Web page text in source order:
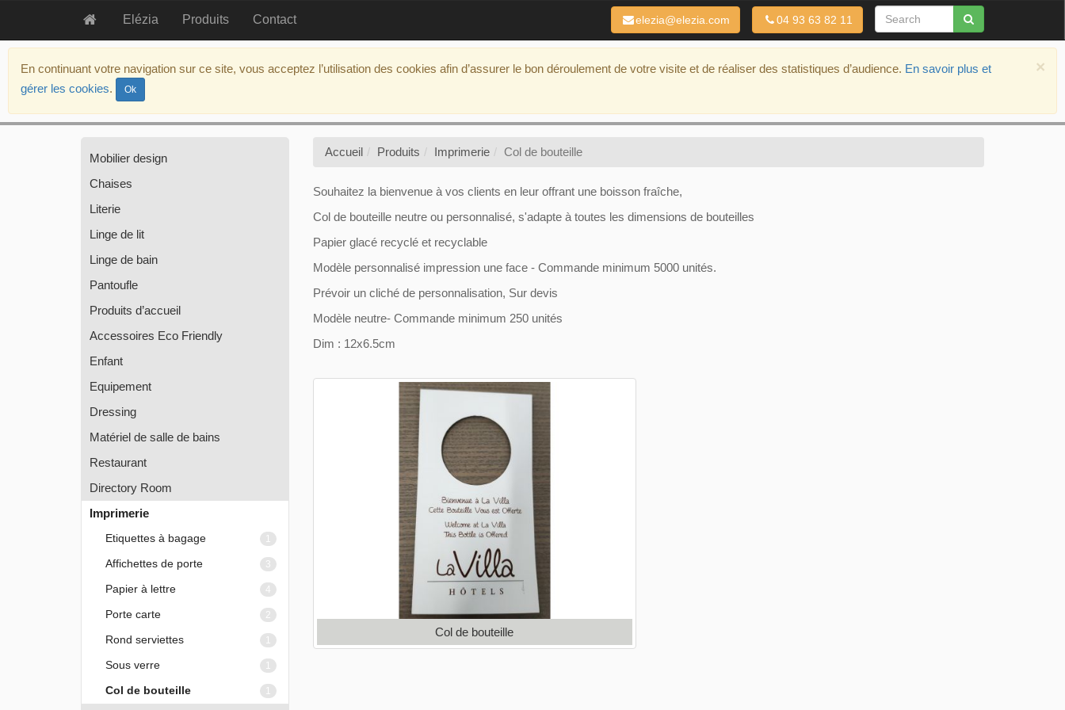
aller
contenu
au
×
En continuant votre navigation sur ce site, vous acceptez l’utilisation des cookies afin d’assurer le bon déroulement de votre visite et de réaliser des statistiques d’audience. En savoir plus et
gérer les cookies. Ok
Elézia Produits Contact 04 93 63 82 11
elezia@elezia.com
Mobilier design
Chaises
Literie
Linge de lit
Linge de bain
Pantoufle
Produits d’accueil
Accessoires Eco Friendly
Enfant
Equipement
Dressing
Matériel de salle de bains
Restaurant
Directory Room
Imprimerie
Etiquettes à bagage 1
Affichettes de porte 3
Papier à lettre
Porte carte 2
Rond serviettes 1
Sous verre 1
Col de bouteille 1
Accueil Produits Imprimerie Col de bouteille
Souhaitez la bienvenue à vos clients en leur offrant une boisson fraîche,
Col de bouteille neutre ou personnalisé, s'adapte à toutes les dimensions de bouteilles
Papier glacé recyclé et recyclable
Modèle personnalisé impression une face - Commande minimum 5000 unités.
Prévoir un cliché de personnalisation, Sur devis
Modèle neutre- Commande minimum 250 unités
Dim : 12x6.5cm
Col de bouteille